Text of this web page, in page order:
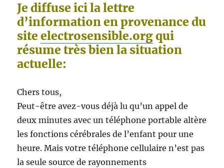
Je diffuse ici la lettre
d’information en provenance du
siteelectrosensible.orgqui
résume très bien la situation
actuelle:
Chers tous,
Peut-être avez-vous déjà lu qu’un appel de
deux minutes avec un téléphone portable altère
les fonctions cérébrales de l’enfant pour une
heure. Mais votre téléphone cellulaire n’est pas
la seule source de rayonnements